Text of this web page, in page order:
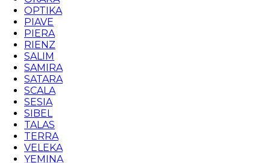
OPTIKA
PIAVE
PIERA
RIENZ
SALIM
SAMIRA
SATARA
SCALA
SESIA
SIBEL
TALAS
TERRA
VELEKA
YEMINA